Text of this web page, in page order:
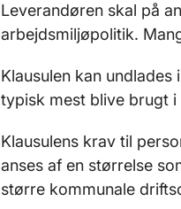
Leverandøren skal på
arbejdsmiljøpolitik.
Klausulen kan
typisk mest blive brugt
Klausulens krav til
anses af en størrelse
større kommunale